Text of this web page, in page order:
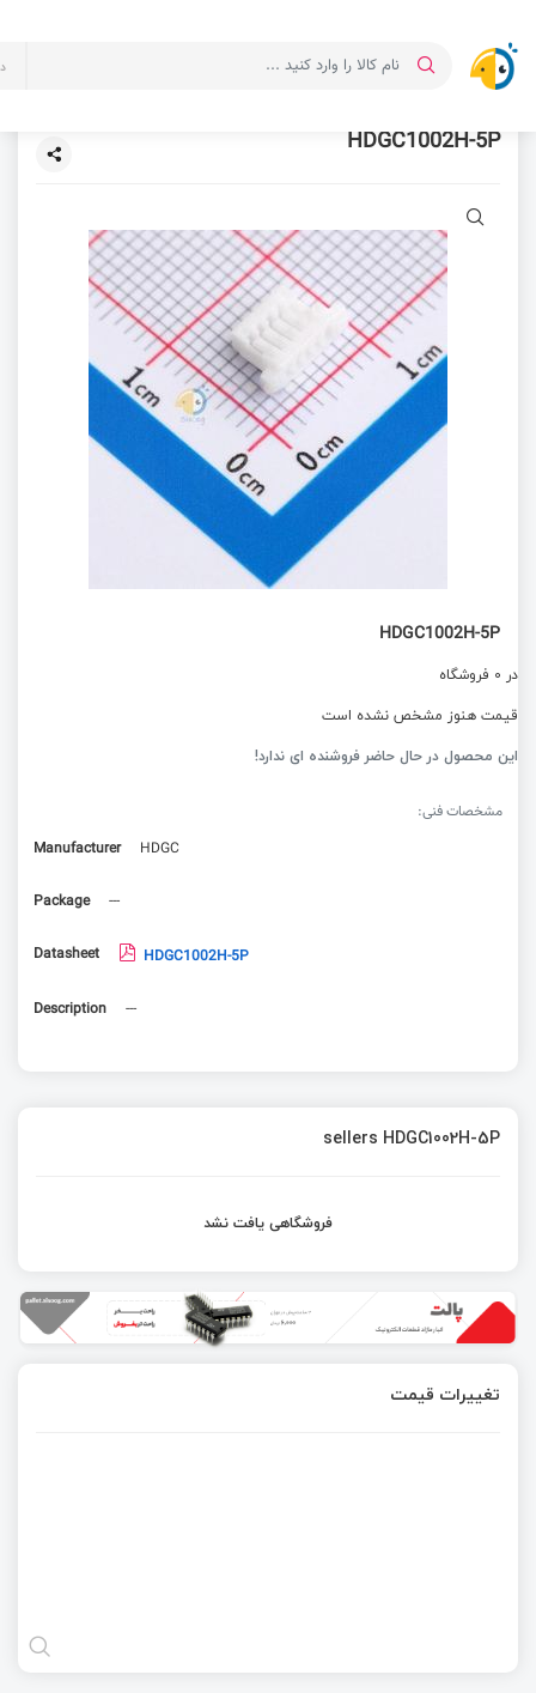
HDGC1002H-5P
HDGC1002H-5P
در 0 فروشگاه
قیمت هنوز مشخص نشده است
این محصول در حال حاضر فروشنده ای ندارد!
مشخصات فنی:
Manufacturer
HDGC
Package ---
Datasheet HDGC1002H-5P
Description ---
sellers HDGC1002H-5P
فروشگاهی یافت نشد
تغییرات قیمت